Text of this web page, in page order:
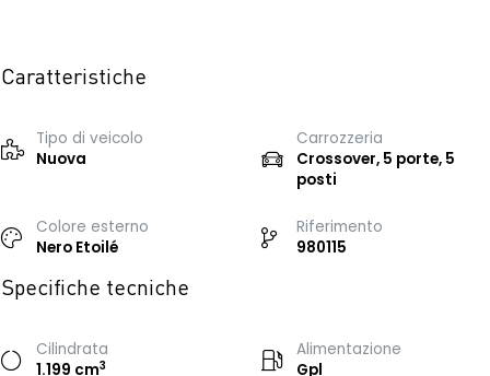
Caratteristiche
Tipo di veicolo
Nuova
Carrozzeria
Crossover, 5 porte, 5
posti
Colore esterno
Nero Etoilé
Riferimento
980115
Specifiche tecniche
Cilindrata
1.199 cm3
Alimentazione
Gpl